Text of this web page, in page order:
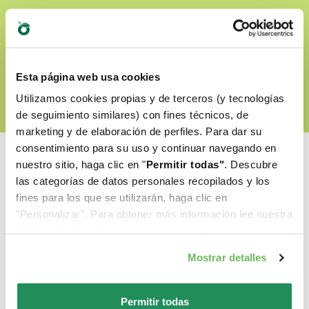
Esta página web usa cookies
Utilizamos cookies propias y de terceros (y tecnologías
de seguimiento similares) con fines técnicos, de
marketing y de elaboración de perfiles. Para dar su
consentimiento para su uso y continuar navegando en
nuestro sitio, haga clic en "Permitir todas". Descubre
las categorías de datos personales recopilados y los
fines para los que se utilizarán, haga clic en
"Personalizar". Para obtener más información lee nuestra
Mostrar detalles
Permitir todas
DESCUBRE NUESTRO WORLD OF LOVE
Cual es su favorito?
Descubre nuestros mejores productos para tu